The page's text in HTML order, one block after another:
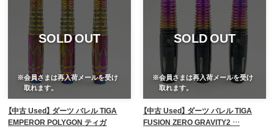
SOLD OUT
※会員さまは再入荷メールを受け
取れます。
【中古 Used】 ダーツ バレル TIGA
EMPEROR POLYGON ティガ
SOLD OUT
※会員さまは再入荷メールを受け
取れます。
【中古 Used】 ダーツ バレル TIGA
FUSION ZERO GRAVITY2 …